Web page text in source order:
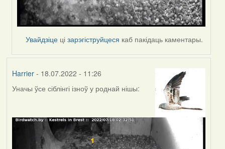
Увайдзіце цізарэгіструйцеся каб пакідаць каментары.
Harrier- 18.07.2022 - 11:26
Уначы ўсе сіблінгі ізноў у роднай нішы: